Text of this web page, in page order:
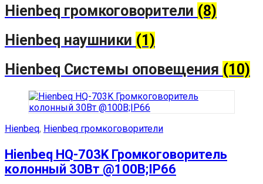
Hienbeq громкоговорители (8)
Hienbeq наушники (1)
Hienbeq Системы оповещения (10)
Hienbeq, Hienbeq громкоговорители
Hienbeq HQ-703K Громкоговоритель
колонный 30Вт @100В;IP66